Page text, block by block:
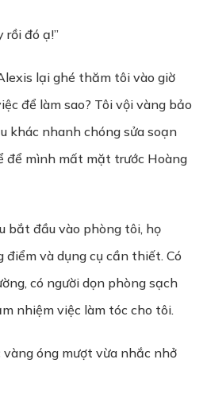
rồi đó ạ!”
lại ghé thăm tôi vào giờ
để làm sao? Tôi vội vàng bảo
khác nhanh chóng sửa soạn
để mình mất mặt trước Hoàng
bắt đầu vào phòng tôi, họ
điểm và dụng cụ cần thiết. Có
có người dọn phòng sạch
nhiệm việc làm tóc cho tôi.
óng mượt vừa nhắc nhở